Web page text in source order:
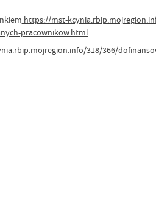
https://mst-
pracownikow.html
318/366/